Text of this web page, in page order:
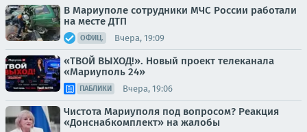
В Мариуполе сотрудники МЧС России работали
на месте ДТП
ОФИЦ. Вчера, 19:09
«ТВОЙ ВЫХОД!». Новый проект телеканала
«Мариуполь 24»
ПАБЛИКИ Вчера, 19:06
Чистота Мариуполя под вопросом? Реакция
«Донснабкомплект» на жалобы